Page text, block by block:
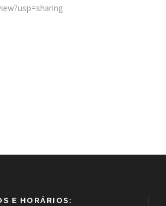
E HORÁRIOS: